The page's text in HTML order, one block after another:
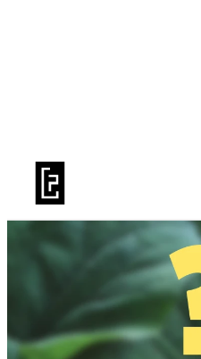
PRATIQUE
LE TFP
PUBLICS